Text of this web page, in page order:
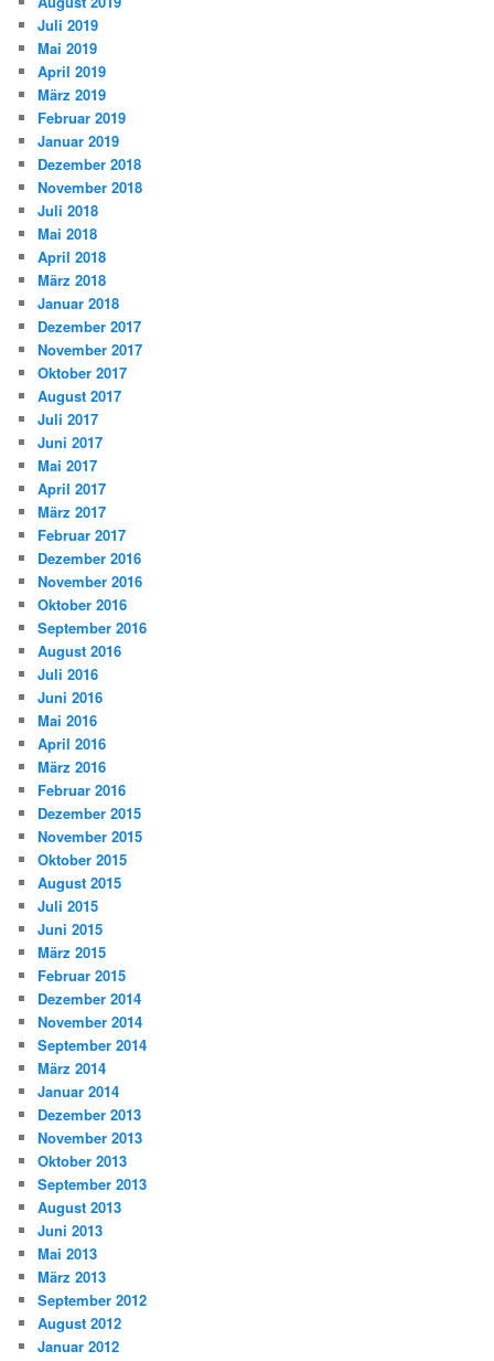
Juli 2019
Mai 2019
April 2019
März 2019
Februar 2019
Januar 2019
Dezember 2018
November 2018
Juli 2018
Mai 2018
April 2018
März 2018
Januar 2018
Dezember 2017
November 2017
Oktober 2017
August 2017
Juli 2017
Juni 2017
Mai 2017
April 2017
März 2017
Februar 2017
Dezember 2016
November 2016
Oktober 2016
September 2016
August 2016
Juli 2016
Juni 2016
Mai 2016
April 2016
März 2016
Februar 2016
Dezember 2015
November 2015
Oktober 2015
August 2015
Juli 2015
Juni 2015
März 2015
Februar 2015
Dezember 2014
November 2014
September 2014
März 2014
Januar 2014
Dezember 2013
November 2013
Oktober 2013
September 2013
August 2013
Juni 2013
Mai 2013
März 2013
September 2012
August 2012
Januar 2012